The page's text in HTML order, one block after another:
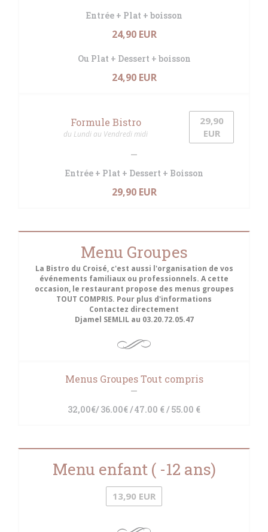
Entrée + Plat + boisson
24,90 EUR
Ou Plat + Dessert + boisson
24,90 EUR
Formule Bistro
du Lundi au Vendredi midi
29,90
EUR
Entrée + Plat + Dessert + Boisson
29,90 EUR
Menu Groupes
La Bistro du Croisé, c'est aussi l'organisation de vos
événements familiaux ou professionnels. A cette
occasion, le restaurant propose des menus groupes
TOUT COMPRIS. Pour plus d'informations
Contactez directement
Djamel SEMLIL au 03.20.72.05.47
Menus Groupes Tout compris
32,00€/ 36.00€ / 47.00 € / 55.00 €
Menu enfant ( -12 ans)
13,90 EUR